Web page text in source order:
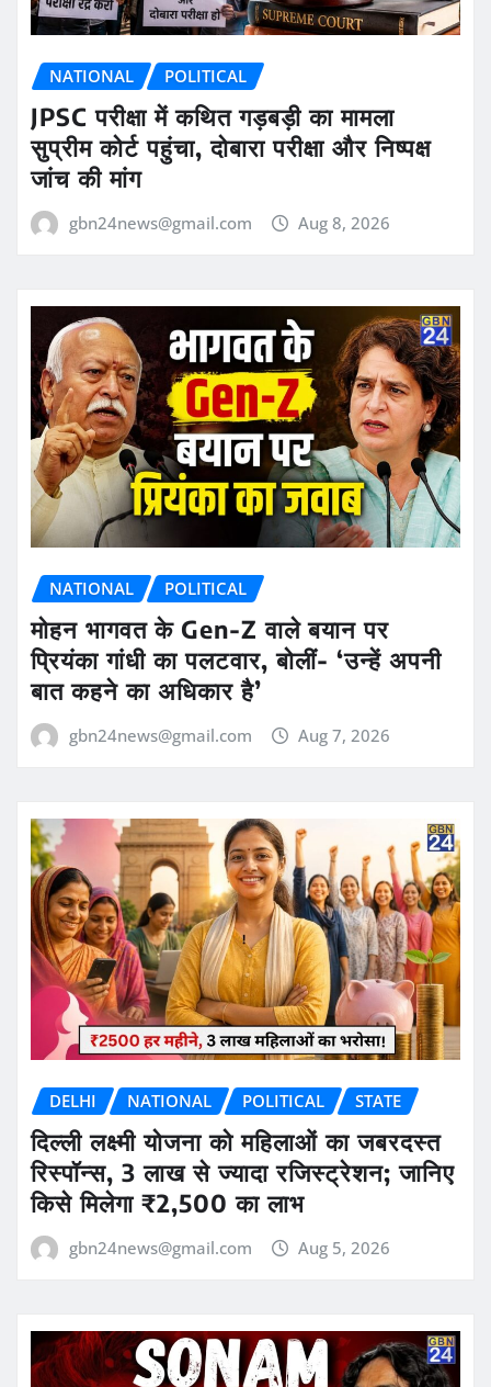
NATIONAL POLITICAL
JPSC परीक्षा में कथित गड़बड़ी का मामला
सुप्रीम कोर्ट पहुंचा, दोबारा परीक्षा और निष्पक्ष
जांच की मांग
gbn24news@gmail.com Aug 8, 2026
NATIONAL POLITICAL
मोहन भागवत के Gen-Z वाले बयान पर
प्रियंका गांधी का पलटवार, बोलीं- ‘उन्हें अपनी
बात कहने का अधिकार है’
gbn24news@gmail.com Aug 7, 2026
DELHI NATIONAL POLITICAL STATE
दिल्ली लक्ष्मी योजना को महिलाओं का जबरदस्त
रिस्पॉन्स, 3 लाख से ज्यादा रजिस्ट्रेशन; जानिए
किसे मिलेगा ₹2,500 का लाभ
gbn24news@gmail.com Aug 5, 2026